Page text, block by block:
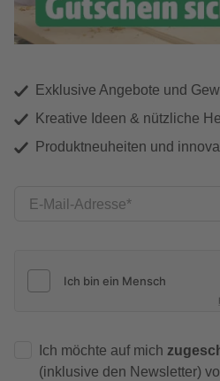
Exklusive Angebote und
Kreative Ideen & nützliche
Produktneuheiten und
E-Mail-Adresse
Ich möchte auf mich
(inklusive den Newsletter)